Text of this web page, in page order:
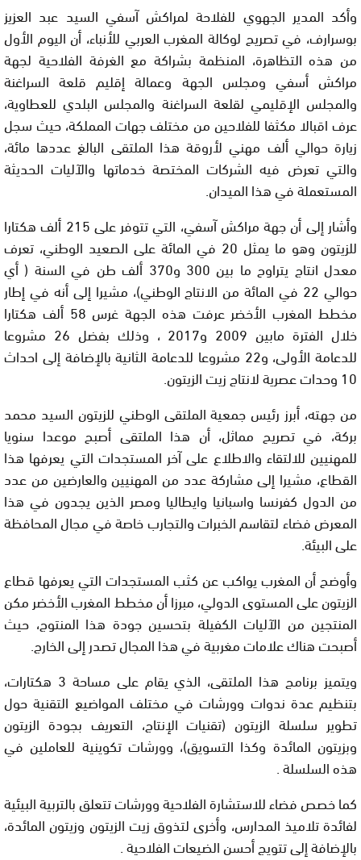
وأكد المدير الجهوي للفلاحة لمراكش آسفي السيد عبد العزيز
بوسرارف، في تصريح لوكالة المغرب العربي للأنباء، أن اليوم الأول
من هذه التظاهرة، المنظمة بشراكة مع الغرفة الفلاحية لجهة
مراكش أسفي ومجلس الجهة وعمالة إقليم قلعة السراغنة
والمجلس الإقليمي لقلعة السراغنة والمجلس البلدي للعطاوية،
عرف اقبالا مكثفا للفلاحين من مختلف جهات المملكة، حيث سجل
زيارة حوالي ألف مهني لأروقة هذا الملتقى البالغ عددها مائة،
والتي تعرض فيه الشركات المختصة خدماتها والآليات الحديثة
المستعملة في هذا الميدان.
وأشار إلى أن جهة مراكش آسفي، التي تتوفر على 215 ألف هكتارا
للزيتون وهو ما يمثل 20 في المائة على الصعيد الوطني، تعرف
معدل انتاج يتراوح ما بين 300 و370 ألف طن في السنة ( أي
حوالي 22 في المائة من الانتاج الوطني)، مشيرا إلى أنه في إطار
مخطط المغرب الأخضر عرفت هذه الجهة غرس 58 ألف هكتارا
خلال الفترة مابين 2009 و2017 ، وذلك بفضل 26 مشروعا
للدعامة الأولى، و22 مشروعا للدعامة الثانية بالإضافة إلى احداث
10 وحدات عصرية لانتاج زيت الزيتون.
من جهته، أبرز رئيس جمعية الملتقى الوطني للزيتون السيد محمد
بركة، في تصريح مماثل، أن هذا الملتقى أصبح موعدا سنويا
للمهنيين للالتقاء والاطلاع على آخر المستجدات التي يعرفها هذا
القطاع، مشيرا إلى مشاركة عدد من المهنيين والعارضين من عدد
من الدول كفرنسا واسبانيا وايطاليا ومصر الذين يجدون في هذا
المعرض فضاء لتقاسم الخبرات والتجارب خاصة في مجال المحافظة
على البيئة.
وأوضح أن المغرب يواكب عن كثب المستجدات التي يعرفها قطاع
الزيتون على المستوى الدولي، مبرزا أن مخطط المغرب الأخضر مكن
المنتجين من الآليات الكفيلة بتحسين جودة هذا المنتوج، حيث
أصبحت هناك علامات مغربية في هذا المجال تصدر إلى الخارج.
ويتميز برنامج هذا الملتقى، الذي يقام على مساحة 3 هكتارات،
بتنظيم عدة ندوات وورشات في مختلف المواضيع التقنية حول
تطوير سلسلة الزيتون (تقنيات الإنتاج، التعريف بجودة الزيتون
وبزيتون المائدة وكذا التسويق)، وورشات تكوينية للعاملين في
هذه السلسلة .
كما خصص فضاء للاستشارة الفلاحية وورشات تتعلق بالتربية البيئية
لفائدة تلاميذ المدارس، وأخرى لتذوق زيت الزيتون وزيتون المائدة،
بالإضافة إلى تتويج أحسن الضيعات الفلاحية .